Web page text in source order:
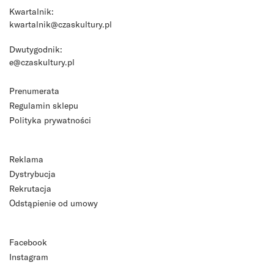
Kwartalnik:
kwartalnik@czaskultury.pl
Dwutygodnik:
e@czaskultury.pl
Prenumerata
Regulamin sklepu
Polityka prywatności
Reklama
Dystrybucja
Rekrutacja
Odstąpienie od umowy
Facebook
Instagram